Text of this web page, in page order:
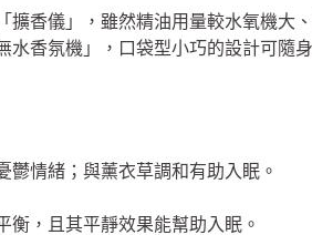
擴香儀」，雖然精油用量較水氧機大
水香氛機」，口袋型小巧的設計可隨
鬱情緒；與薰衣草調和有助入眠。
衡，且其平靜效果能幫助入眠。